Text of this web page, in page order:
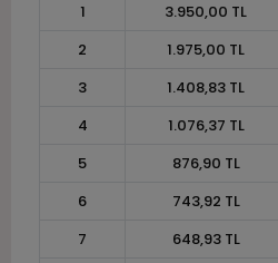
1
3.950,00 TL
2
1.975,00 TL
3
1.408,83 TL
4
1.076,37 TL
5
876,90 TL
6
743,92 TL
7
648,93 TL